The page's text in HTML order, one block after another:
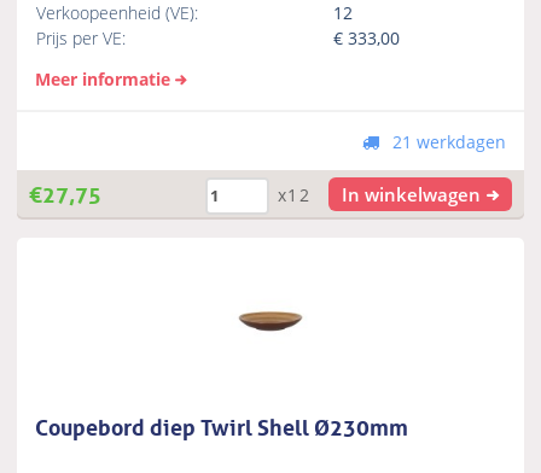
Verkoopeenheid (VE):
12
Prijs per VE:
€333,00
Meer informatie
21 werkdagen
€27,75 x12 In winkelwagen
Coupebord diep Twirl Shell Ø230mm